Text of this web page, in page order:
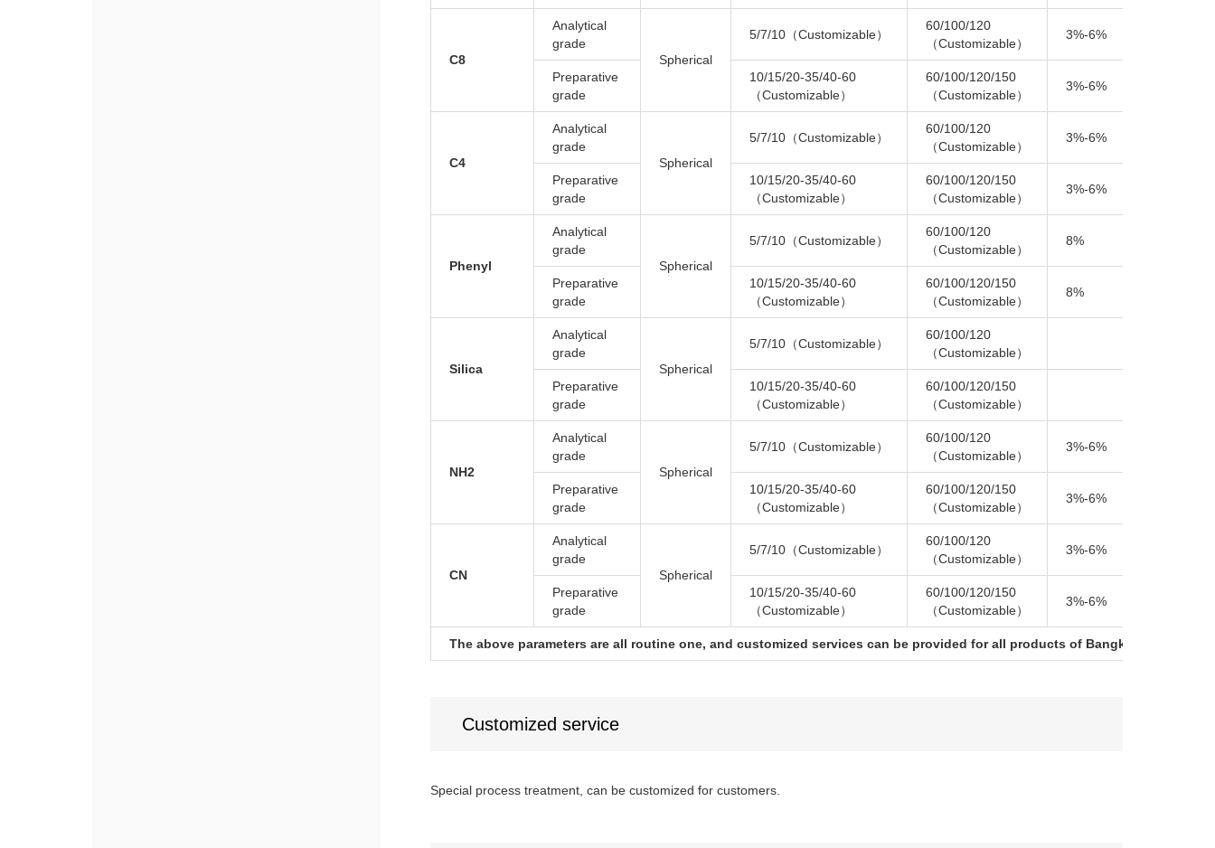
C8
Analytical
grade
Spherical
5/7/10（Customizable）
60/100/120
（Customizable）
3%-6%
Preparative
grade
10/15/20-35/40-60
（Customizable）
60/100/120/150
（Customizable）
3%-6%
C4
Analytical
grade
Spherical
5/7/10（Customizable）
60/100/120
（Customizable）
3%-6%
Preparative
grade
10/15/20-35/40-60
（Customizable）
60/100/120/150
（Customizable）
3%-6%
Phenyl
Analytical
grade
Spherical
5/7/10（Customizable）
60/100/120
（Customizable）
8%
Preparative
grade
10/15/20-35/40-60
（Customizable）
60/100/120/150
（Customizable）
8%
Silica
Analytical
grade
Spherical
5/7/10（Customizable）
60/100/120
（Customizable）
Preparative
grade
10/15/20-35/40-60
（Customizable）
60/100/120/150
（Customizable）
NH2
Analytical
grade
Spherical
5/7/10（Customizable）
60/100/120
（Customizable）
3%-6%
Preparative
grade
10/15/20-35/40-60
（Customizable）
60/100/120/150
（Customizable）
3%-6%
CN
Analytical
grade
Spherical
5/7/10（Customizable）
60/100/120
（Customizable）
3%-6%
Preparative
grade
10/15/20-35/40-60
（Customizable）
60/100/120/150
（Customizable）
3%-6%
The above parameters are all routine one, and customized services can be provided for all products of Bangkai
Customized service
Special process treatment, can be customized for customers.